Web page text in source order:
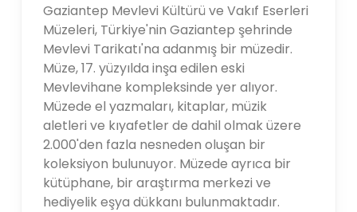
Gaziantep Mevlevi Kültürü ve Vakıf Eserleri
Müzeleri, Türkiye'nin Gaziantep şehrinde
Mevlevi Tarikatı'na adanmış bir müzedir.
Müze, 17. yüzyılda inşa edilen eski
Mevlevihane kompleksinde yer alıyor.
Müzede el yazmaları, kitaplar, müzik
aletleri ve kıyafetler de dahil olmak üzere
2.000'den fazla nesneden oluşan bir
koleksiyon bulunuyor. Müzede ayrıca bir
kütüphane, bir araştırma merkezi ve
hediyelik eşya dükkanı bulunmaktadır.